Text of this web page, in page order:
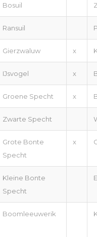
Bosuil
Ransuil
Gierzwaluw x
IJsvogel x
Groene Specht x
Zwarte Specht
Grote Bonte
Specht
x
Kleine Bonte
Specht
Boomleeuwerik